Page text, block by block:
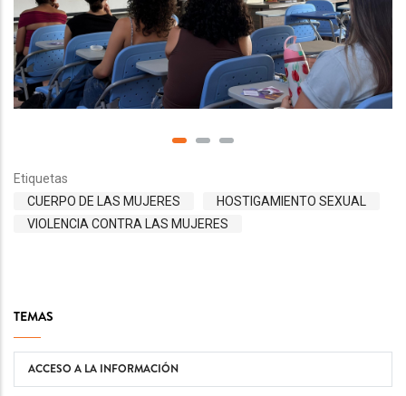
Etiquetas
CUERPO DE LAS MUJERES
HOSTIGAMIENTO SEXUAL
VIOLENCIA CONTRA LAS MUJERES
TEMAS
ACCESO A LA INFORMACIÓN